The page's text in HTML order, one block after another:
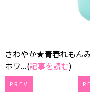
さわやか★青春れもん
ホワ...(記事を読む)
PREV